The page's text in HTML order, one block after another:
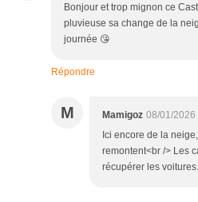
Bonjour et trop mignon ce
pluvieuse sa change de la
journée 😘
Répondre
M Mamigoz 08/01/2026
Ici encore de la
remontent<br /> Les
récupérer les